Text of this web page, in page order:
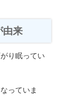
由来
り眠ってい
っていま